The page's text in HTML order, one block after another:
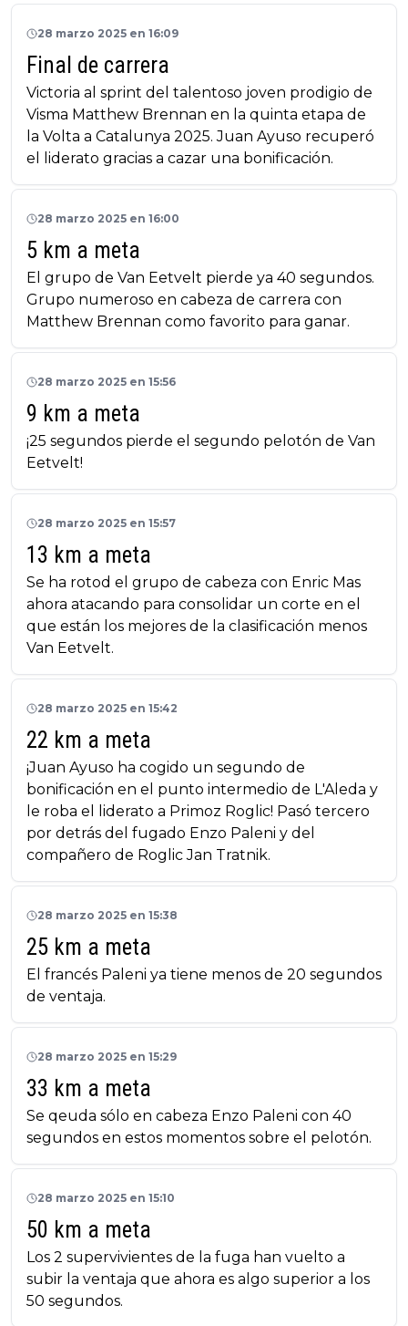
28 marzo 2025 en 16:09
Final de carrera
Victoria al sprint del talentoso joven prodigio de
Visma Matthew Brennan en la quinta etapa de
la Volta a Catalunya 2025. Juan Ayuso recuperó
el liderato gracias a cazar una bonificación.
28 marzo 2025 en 16:00
5 km a meta
El grupo de Van Eetvelt pierde ya 40 segundos.
Grupo numeroso en cabeza de carrera con
Matthew Brennan como favorito para ganar.
28 marzo 2025 en 15:56
9 km a meta
¡25 segundos pierde el segundo pelotón de Van
Eetvelt!
28 marzo 2025 en 15:57
13 km a meta
Se ha rotod el grupo de cabeza con Enric Mas
ahora atacando para consolidar un corte en el
que están los mejores de la clasificación menos
Van Eetvelt.
28 marzo 2025 en 15:42
22 km a meta
¡Juan Ayuso ha cogido un segundo de
bonificación en el punto intermedio de L'Aleda y
le roba el liderato a Primoz Roglic! Pasó tercero
por detrás del fugado Enzo Paleni y del
compañero de Roglic Jan Tratnik.
28 marzo 2025 en 15:38
25 km a meta
El francés Paleni ya tiene menos de 20 segundos
de ventaja.
28 marzo 2025 en 15:29
33 km a meta
Se qeuda sólo en cabeza Enzo Paleni con 40
segundos en estos momentos sobre el pelotón.
28 marzo 2025 en 15:10
50 km a meta
Los 2 supervivientes de la fuga han vuelto a
subir la ventaja que ahora es algo superior a los
50 segundos.